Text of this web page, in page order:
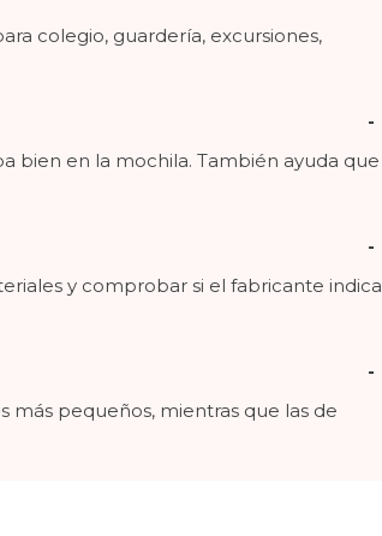
colegio, guardería, excursiones,
bien en la mochila. También ayuda que
y comprobar si el fabricante indica
pequeños, mientras que las de